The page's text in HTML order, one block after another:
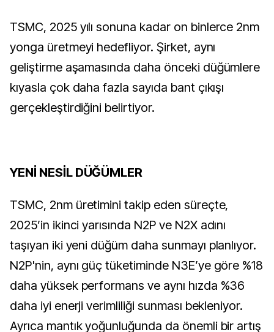
TSMC, 2025 yılı sonuna kadar on binlerce 2nm
yonga üretmeyi hedefliyor. Şirket, aynı
geliştirme aşamasında daha önceki düğümlere
kıyasla çok daha fazla sayıda bant çıkışı
gerçekleştirdiğini belirtiyor.
YENİ NESİL DÜĞÜMLER
TSMC, 2nm üretimini takip eden süreçte,
2025’in ikinci yarısında N2P ve N2X adını
taşıyan iki yeni düğüm daha sunmayı planlıyor.
N2P'nin, aynı güç tüketiminde N3E’ye göre %18
daha yüksek performans ve aynı hızda %36
daha iyi enerji verimliliği sunması bekleniyor.
Ayrıca mantık yoğunluğunda da önemli bir artış